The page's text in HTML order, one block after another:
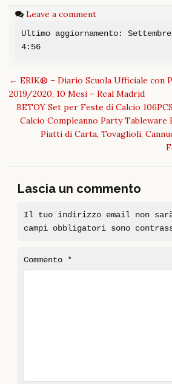
Leave a comment
Ultimo aggiornamento:
4:56
Post
navigation
← ERIK® – Diario Scuola Ufficiale con
2019/2020, 10 Mesi – Real Madrid
BETOY Set per Feste di Calcio
Calcio Compleanno Party
Piatti di Carta, Tovaglioli,
Lascia un commento
Il tuo indirizzo email non
campi obbligatori sono
Commento *